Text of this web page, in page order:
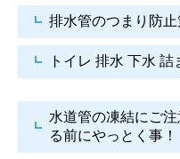
排水管のつまり防止
トイレ 排水 下水 詰
水道管の凍結にご
る前にやっとく事！